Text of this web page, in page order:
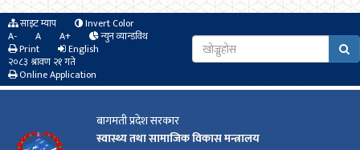
साइट म्याप
Invert Color
A-
A A+
न्युन व्यान्डविथ
Print
English
२०८३ श्रावण २१ गते
Online Application
बागमती प्रदेश सरकार
स्वास्थ्य तथा सामाजिक विकास मन्त्रालय